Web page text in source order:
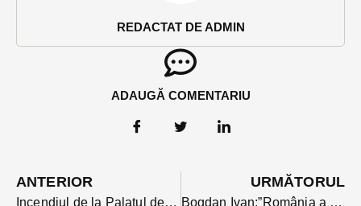
REDACTAT DE ADMIN
ADAUGĂ COMENTARIU
ANTERIOR
Incendiul de la Palatul de Justiție a avut cauză electrică: au ars dosare și documente
URMĂTORUL
Bogdan Ivan:”România a primit avizul pentru integrarea în OCDE pe portofoliul politicilor digitale” Cu totul avem de obținut 26 avize de la tot atâtea comisii